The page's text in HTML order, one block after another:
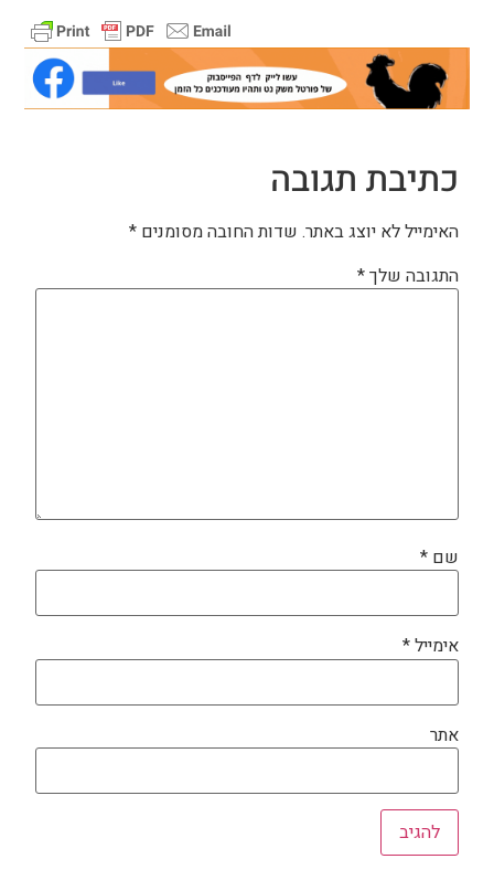
כתיבת תגובה
האימייל לא יוצג באתר. שדות החובה מסומנים *
התגובה שלך*
שם *
אימייל*
אתר